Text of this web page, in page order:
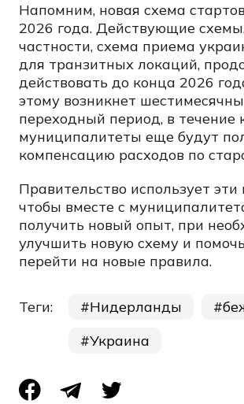
Напомним, новая схема
2026 года. Действующие
частности, схема приема
для транзитных локаций,
действовать до конца 2026
этому возникнет
переходный период, в течение
муниципалитеты еще будут
компенсацию расходов по
Правительство использует
чтобы вместе с
получить новый опыт, при
улучшить новую схему и
перейти на новые правила.
Теги: Нидерланды
Украина